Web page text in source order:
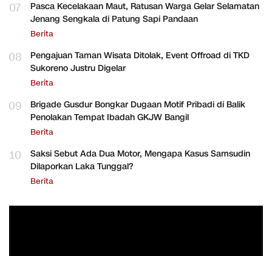
07
Pasca Kecelakaan Maut, Ratusan Warga Gelar Selamatan
Jenang Sengkala di Patung Sapi Pandaan
Berita
08
Pengajuan Taman Wisata Ditolak, Event Offroad di TKD
Sukoreno Justru Digelar
Berita
09
Brigade Gusdur Bongkar Dugaan Motif Pribadi di Balik
Penolakan Tempat Ibadah GKJW Bangil
Berita
10
Saksi Sebut Ada Dua Motor, Mengapa Kasus Samsudin
Dilaporkan Laka Tunggal?
Berita